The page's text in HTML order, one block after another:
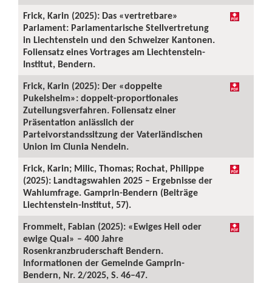
Frick, Karin (2025): Das «vertretbare»
Parlament: Parlamentarische Stellvertretung
in Liechtenstein und den Schweizer Kantonen.
Foliensatz eines Vortrages am Liechtenstein-
Institut, Bendern.
Frick, Karin (2025): Der «doppelte
Pukelsheim»: doppelt-proportionales
Zuteilungsverfahren. Foliensatz einer
Präsentation anlässlich der
Parteivorstandssitzung der Vaterländischen
Union im Clunia Nendeln.
Frick, Karin; Milic, Thomas; Rochat, Philippe
(2025): Landtagswahlen 2025 – Ergebnisse der
Wahlumfrage. Gamprin-Bendern (Beiträge
Liechtenstein-Institut, 57).
Frommelt, Fabian (2025): «Ewiges Heil oder
ewige Qual» – 400 Jahre
Rosenkranzbruderschaft Bendern.
Informationen der Gemeinde Gamprin-
Bendern, Nr. 2/2025, S. 46–47.